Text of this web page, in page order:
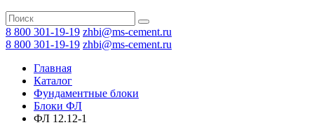
8 800 301-19-19 zhbi@ms-cement.ru
8 800 301-19-19 zhbi@ms-cement.ru
Главная
Каталог
Фундаментные блоки
Блоки ФЛ
ФЛ 12.12-1